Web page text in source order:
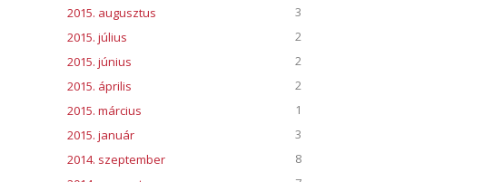
2015. augusztus
3
2015. július
2
2015. június
2
2015. április
2
2015. március
1
2015. január
3
2014. szeptember
8